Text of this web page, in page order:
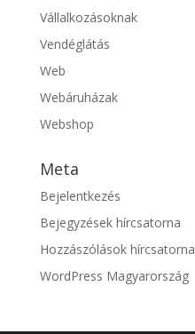
Vállalkozásoknak
Vendéglátás
Web
Webáruházak
Webshop
Meta
Bejelentkezés
Bejegyzések hírcsatorna
Hozzászólások hírcsatorna
WordPress Magyarország